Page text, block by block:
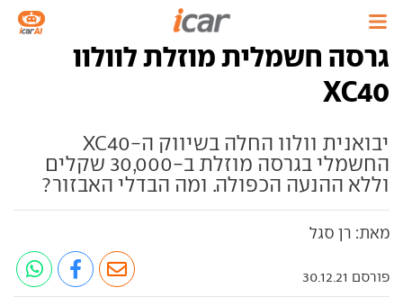
גרסה חשמלית מוזלת לוולוו
XC40
יבואנית וולוו החלה בשיווק ה-XC40
החשמלי בגרסה מוזלת ב-30,000 שקלים
וללא ההנעה הכפולה. ומה הבדלי האבזור?
מאת: רן סגל
פורסם 30.12.21